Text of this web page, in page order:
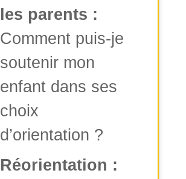
les parents :
Comment puis-je
soutenir mon
enfant dans ses
choix
d’orientation ?
Réorientation :